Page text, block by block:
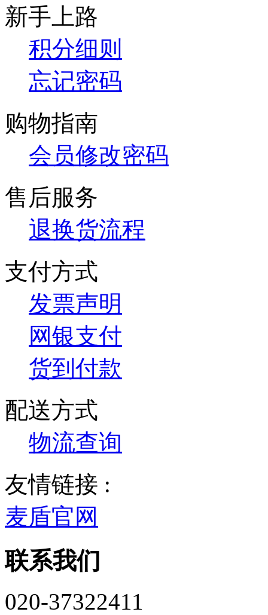
新手上路
积分细则
忘记密码
购物指南
会员修改密码
售后服务
退换货流程
支付方式
发票声明
网银支付
货到付款
配送方式
物流查询
友情链接 :
麦盾官网
联系我们
020-37322411